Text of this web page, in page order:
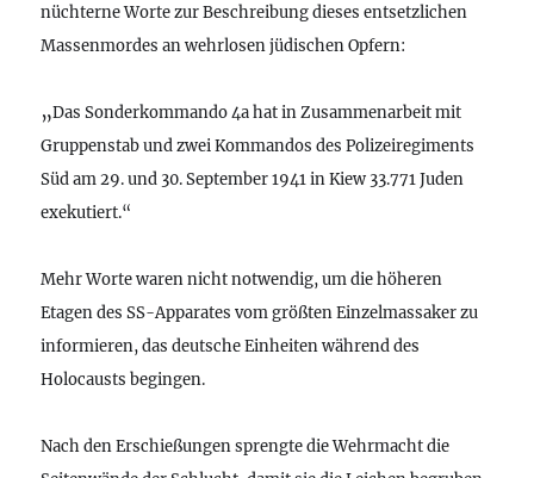
nüchterne Worte zur Beschreibung dieses entsetzlichen
Massenmordes an wehrlosen jüdischen Opfern:
„Das Sonderkommando 4a hat in Zusammenarbeit mit
Gruppenstab und zwei Kommandos des Polizeiregiments
Süd am 29. und 30. September 1941 in Kiew 33.771 Juden
exekutiert.“
Mehr Worte waren nicht notwendig, um die höheren
Etagen des SS-Apparates vom größten Einzelmassaker zu
informieren, das deutsche Einheiten während des
Holocausts begingen.
Nach den Erschießungen sprengte die Wehrmacht die